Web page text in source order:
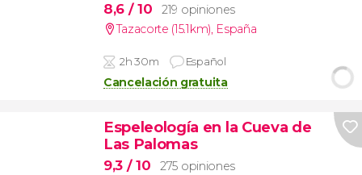
8,6 / 10
219 opiniones
Tazacorte (15.1km), España
2h 30m Español
Cancelación gratuita
Espeleología en la Cueva de
Las Palomas
9,3 / 10 275 opiniones